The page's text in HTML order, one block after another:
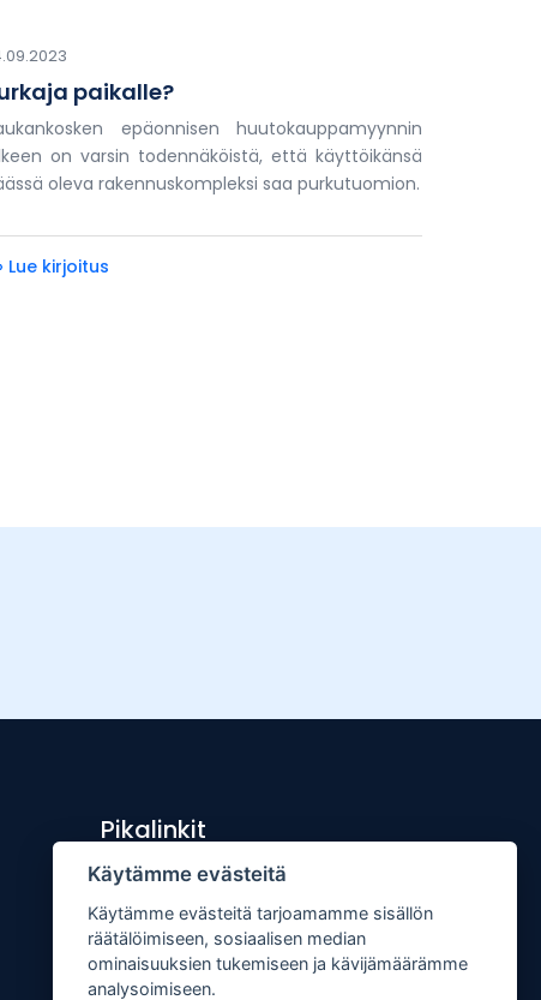
paikalle?
epäonnisen huutokauppamyynnin
on varsin todennäköistä, että käyttöikänsä
oleva rakennuskompleksi saa purkutuomion.
Lue kirjoitus
Pikalinkit
Lähetä uutisvinkki
Kopiointiohje
Mediakortti
Käytämme evästeitä
Käytämme evästeitä tarjoamamme sisällön
räätälöimiseen, sosiaalisen median
ominaisuuksien tukemiseen ja kävijämäärämme
analysoimiseen.